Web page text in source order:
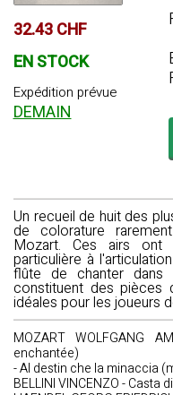
32.43 CHF
EN STOCK
Expédition prévue
DEMAIN
Un recueil de huit des
de colorature
Mozart. Ces airs
particulière à
flûte de chanter
constituent des
idéales pour les joueurs
MOZART WOLFGANG
enchantée)
- Al destin che la minaccia
BELLINI VINCENZO - Casta